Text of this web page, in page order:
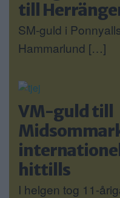
till
SM-guld i
Hammarlund […]
VM-guld till
hittills
I helgen tog 11-